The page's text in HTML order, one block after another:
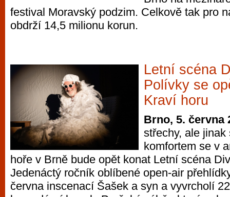
festival Moravský podzim. Celkově tak pro
obdrží 14,5 milionu korun.
Letní scéna
Polívky se
Kraví horu
Brno, 5. června
střechy, ale jinak
komfortem se v
hoře v Brně bude opět konat Letní scéna
Jedenáctý ročník oblíbené open-air
června inscenací Šašek a syn a vyvrcholí